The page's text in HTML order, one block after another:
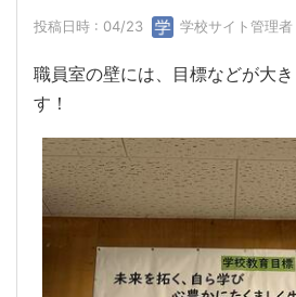
投稿日時 : 04/23 学校サイト管理者
職員室の壁には、目標などが大
す！